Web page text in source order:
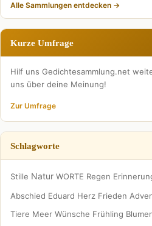
Alle Sammlungen entdecken →
Kurze Umfrage
Hilf uns Gedichtesammlung.net
uns über deine Meinung!
Zur Umfrage
Schlagworte
Stille Natur WORTE Regen
Abschied Eduard Herz Frieden
Tiere Meer Wünsche Frühling